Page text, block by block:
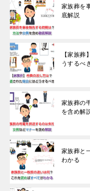
家族葬を
底解説
【家族
うするべ
家族葬の
を含め解
家族葬と
わかる